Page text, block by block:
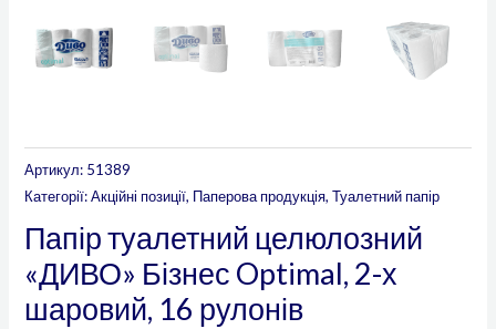
Артикул: 51389
Категорії:Акційні позиції, Паперова продукція,Туалетний папір
Папір туалетний целюлозний
«ДИВО» Бізнес Optimal, 2-х
шаровий, 16 рулонів